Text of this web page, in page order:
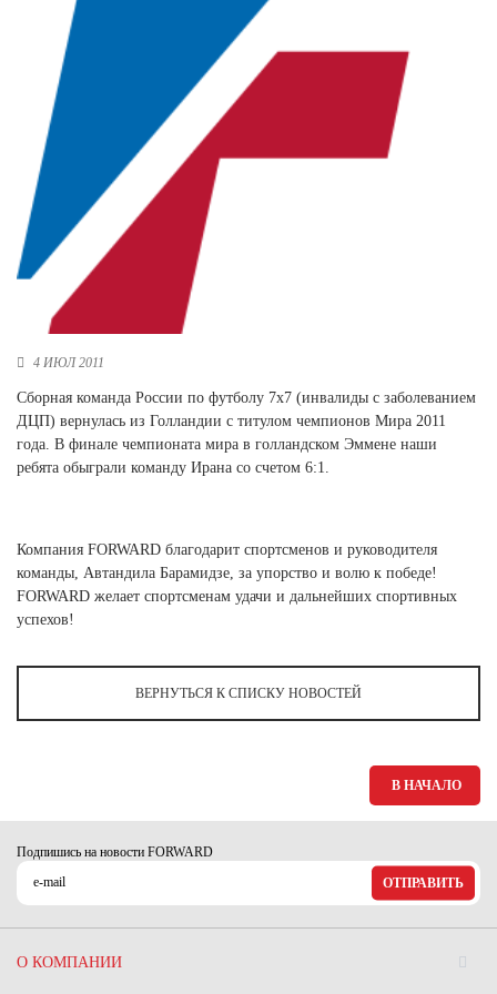
Новосибирская область (3)
Омская область (5)
Республика Башкортостан (3)
Республика Крым (1)
Республика Татарстан (2)
Ростовская область (2)
Самарская область (1)
Санкт-Петербург и ЛО (3)
Саратовская область (1)
Свердловская область (5)
Северная Осетия (2)
Смоленская область (1)
Томская область (1)
Тульская область (1)
Тюменская область (3)
Хакасия (1)
Челябинская область (2)
Ямало-Ненецкий автономный округ (1)
4 ИЮЛ 2011
Сборная команда России по футболу 7х7 (инвалиды с заболеванием
ДЦП) вернулась из Голландии с титулом чемпионов Мира 2011
года. В финале чемпионата мира в голландском Эммене наши
ребята обыграли команду Ирана со счетом 6:1.
Компания FORWARD благодарит спортсменов и руководителя
команды, Автандила Барамидзе, за упорство и волю к победе!
FORWARD желает спортсменам удачи и дальнейших спортивных
успехов!
ВЕРНУТЬСЯ К СПИСКУ НОВОСТЕЙ
В НАЧАЛО
Подпишись на новости FORWARD
ОТПРАВИТЬ
О КОМПАНИИ